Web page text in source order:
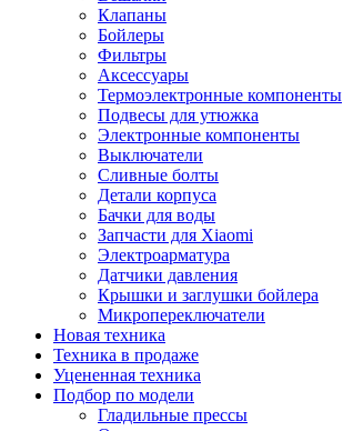
Клапаны
Бойлеры
Фильтры
Аксессуары
Термоэлектронные компоненты
Подвесы для утюжка
Электронные компоненты
Выключатели
Сливные болты
Детали корпуса
Бачки для воды
Запчасти для Xiaomi
Электроарматура
Датчики давления
Крышки и заглушки бойлера
Микропереключатели
Новая техника
Техника в продаже
Уцененная техника
Подбор по модели
Гладильные прессы